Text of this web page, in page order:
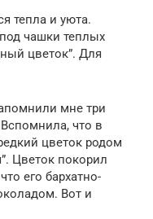
тепла и уюта.
чашки теплых
цветок”. Для
мне три
что в
цветок родом
Цветок покорил
его бархатно-
Вот и